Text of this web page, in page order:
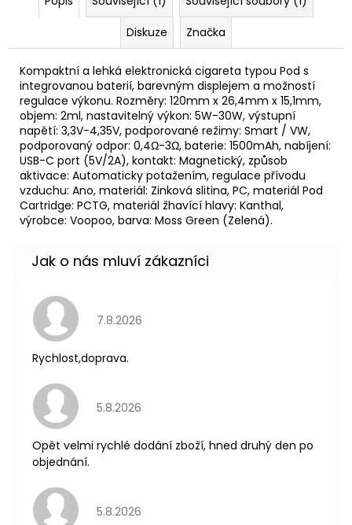
Diskuze
Značka
Kompaktní a lehká elektronická cigareta typou Pod s
integrovanou baterií, barevným displejem a možností
regulace výkonu. Rozměry: 120mm x 26,4mm x 15,1mm,
objem: 2ml, nastavitelný výkon: 5W-30W, výstupní
napětí: 3,3V-4,35V, podporované režimy: Smart / VW,
podporovaný odpor: 0,4Ω-3Ω, baterie: 1500mAh, nabíjení:
USB-C port (5V/2A), kontakt: Magnetický, způsob
aktivace: Automaticky potažením, regulace přívodu
vzduchu: Ano, materiál: Zinková slitina, PC, materiál Pod
Cartridge: PCTG, materiál žhavící hlavy: Kanthal,
výrobce: Voopoo, barva: Moss Green (Zelená).
Hodnocení obchodu je 5 z 5 hvězdiček.
7.8.2026
Rychlost,doprava.
Hodnocení obchodu je 5 z 5 hvězdiček.
5.8.2026
Opět velmi rychlé dodání zboží, hned druhý den po
objednání.
Hodnocení obchodu je 5 z 5 hvězdiček.
5.8.2026
Původně:
Kč